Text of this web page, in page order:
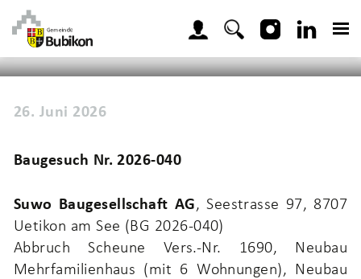
zur Startseite
Direkt zur Hauptnavigation
Direkt zum Inhalt
Direkt zur Suche
Direkt zum Stichwortverzeichnis
Kopfzeile
Inhalt
Home Amtliche Publikationen
26. Juni 2026
Baugesuch Nr. 2026-040
Suwo Baugesellschaft AG, Seestrasse 97, 8707
Uetikon am See (BG 2026-040)
Abbruch Scheune Vers.-Nr. 1690, Neubau
Mehrfamilienhaus (mit 6 Wohnungen), Neubau